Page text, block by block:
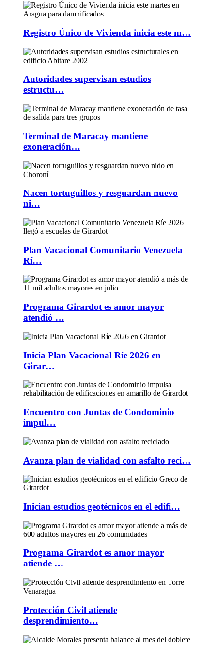
Registro Único de Vivienda inicia este m…
Autoridades supervisan estudios
estructu…
Terminal de Maracay mantiene
exoneración…
Nacen tortuguillos y resguardan nuevo
ni…
Plan Vacacional Comunitario Venezuela
Rí…
Programa Girardot es amor mayor
atendió …
Inicia Plan Vacacional Ríe 2026 en
Girar…
Encuentro con Juntas de Condominio
impul…
Avanza plan de vialidad con asfalto reci…
Inician estudios geotécnicos en el edifi…
Programa Girardot es amor mayor
atiende …
Protección Civil atiende
desprendimiento…